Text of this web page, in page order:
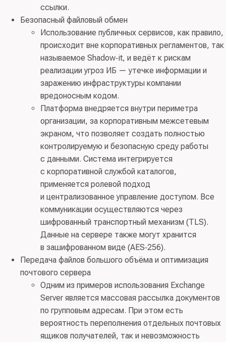
ссылки.
Безопасный файловый обмен
Использование публичных сервисов, как правило,
происходит вне корпоративных регламентов, так
называемое Shadow‑it, и ведёт к рискам
реализации угроз ИБ — утечке информации и
заражению инфраструктуры компании
вредоносным кодом.
Платформа внедряется внутри периметра
организации, за корпоративным межсетевым
экраном, что позволяет создать полностью
контролируемую и безопасную среду работы
с данными. Система интегрируется
с корпоративной службой каталогов,
применяется ролевой подход
и централизованное управление доступом. Все
коммуникации осуществляются через
шифрованный транспортный механизм (TLS).
Данные на сервере также могут хранится
в зашифрованном виде (AES‑256).
Передача файлов большого объёма и оптимизация
почтового сервера
Одним из примеров использования Exchange
Server является массовая рассылка документов
по групповым адресам. При этом есть
вероятность переполнения отдельных почтовых
ящиков получателей, так и невозможность